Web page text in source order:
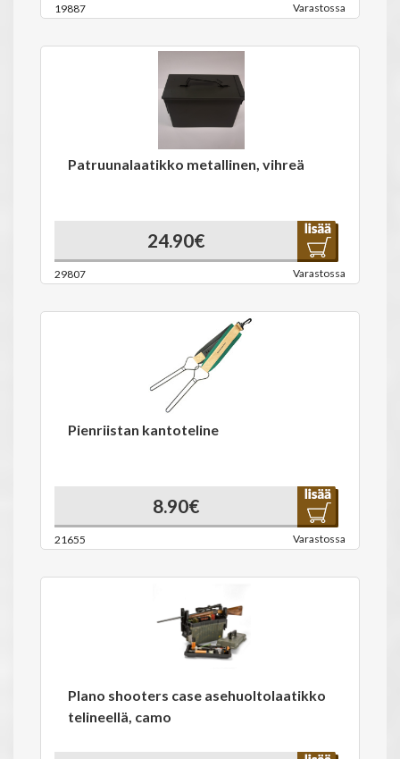
19887 Varastossa
Patruunalaatikko metallinen, vihreä
24.90€
29807 Varastossa
Pienriistan kantoteline
8.90€
21655 Varastossa
Plano shooters case asehuoltolaatikko
telineellä, camo